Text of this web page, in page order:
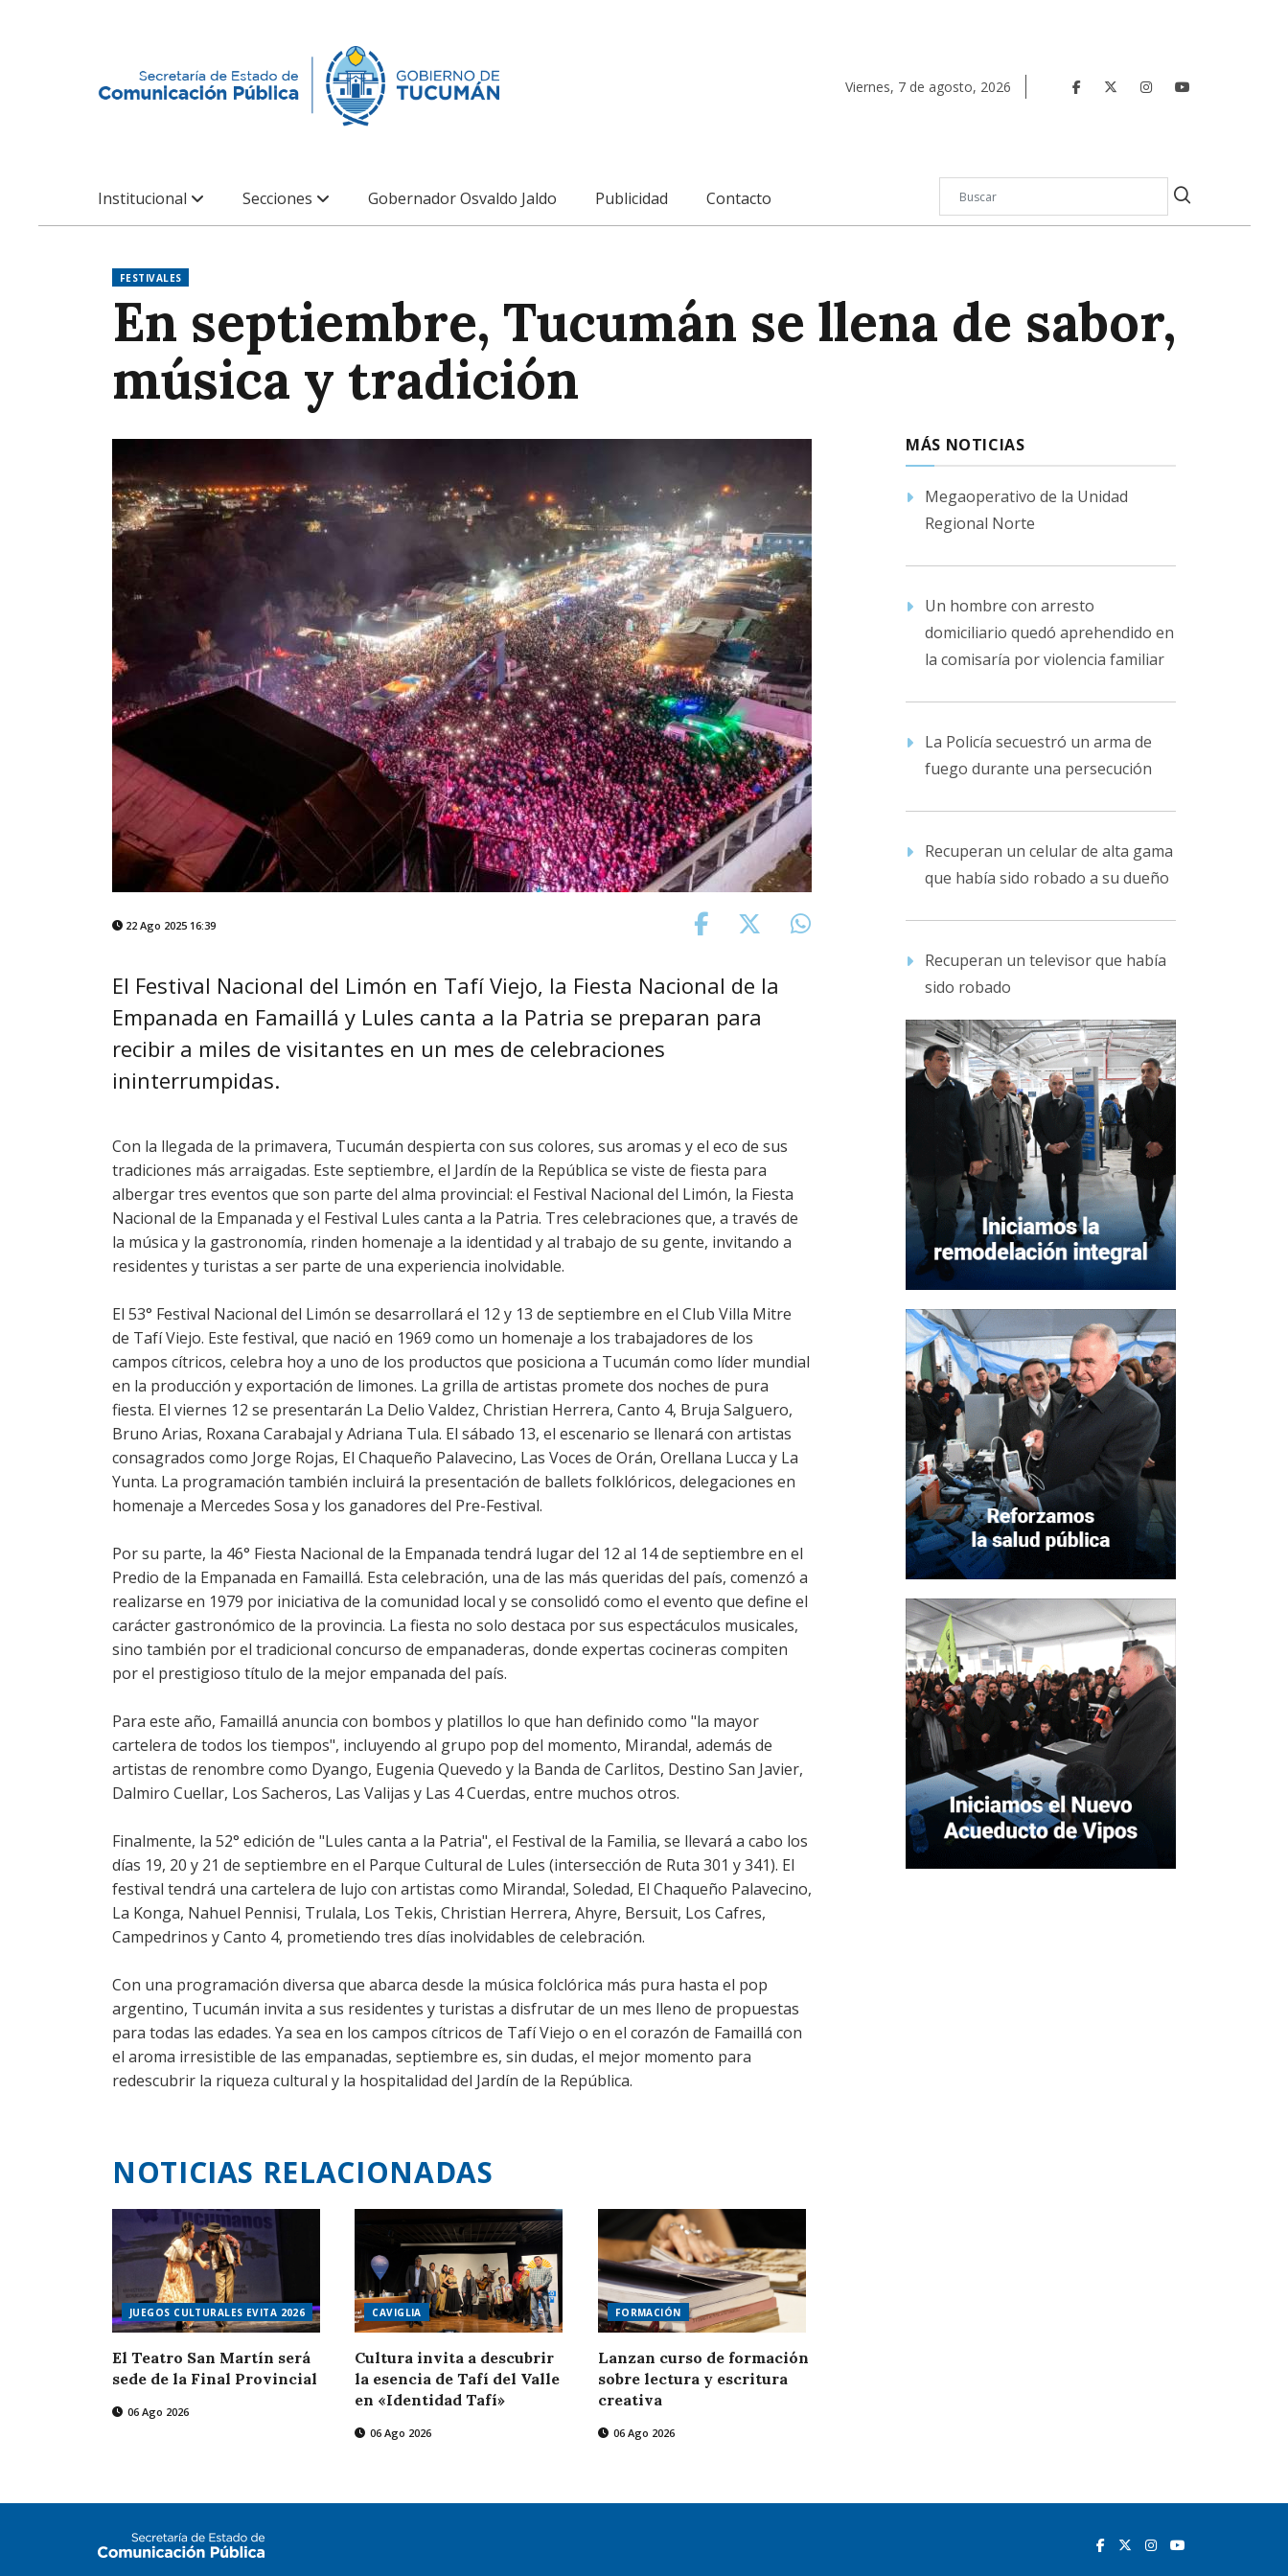
Viernes, 7 de agosto, 2026
Institucional Secciones Gobernador Osvaldo Jaldo Publicidad Contacto
FESTIVALES
En septiembre, Tucumán se llena de sabor,
música y tradición
22 Ago 2025 16:39
El Festival Nacional del Limón en Tafí Viejo, la Fiesta Nacional de la
Empanada en Famaillá y Lules canta a la Patria se preparan para
recibir a miles de visitantes en un mes de celebraciones
ininterrumpidas.
Con la llegada de la primavera, Tucumán despierta con sus colores, sus aromas y el eco de sus
tradiciones más arraigadas. Este septiembre, el Jardín de la República se viste de fiesta para
albergar tres eventos que son parte del alma provincial: el Festival Nacional del Limón, la Fiesta
Nacional de la Empanada y el Festival Lules canta a la Patria. Tres celebraciones que, a través de
la música y la gastronomía, rinden homenaje a la identidad y al trabajo de su gente, invitando a
residentes y turistas a ser parte de una experiencia inolvidable.
El 53° Festival Nacional del Limón se desarrollará el 12 y 13 de septiembre en el Club Villa Mitre
de Tafí Viejo. Este festival, que nació en 1969 como un homenaje a los trabajadores de los
campos cítricos, celebra hoy a uno de los productos que posiciona a Tucumán como líder mundial
en la producción y exportación de limones. La grilla de artistas promete dos noches de pura
fiesta. El viernes 12 se presentarán La Delio Valdez, Christian Herrera, Canto 4, Bruja Salguero,
Bruno Arias, Roxana Carabajal y Adriana Tula. El sábado 13, el escenario se llenará con artistas
consagrados como Jorge Rojas, El Chaqueño Palavecino, Las Voces de Orán, Orellana Lucca y La
Yunta. La programación también incluirá la presentación de ballets folklóricos, delegaciones en
homenaje a Mercedes Sosa y los ganadores del Pre-Festival.
Por su parte, la 46° Fiesta Nacional de la Empanada tendrá lugar del 12 al 14 de septiembre en el
Predio de la Empanada en Famaillá. Esta celebración, una de las más queridas del país, comenzó a
realizarse en 1979 por iniciativa de la comunidad local y se consolidó como el evento que define el
carácter gastronómico de la provincia. La fiesta no solo destaca por sus espectáculos musicales,
sino también por el tradicional concurso de empanaderas, donde expertas cocineras compiten
por el prestigioso título de la mejor empanada del país.
Para este año, Famaillá anuncia con bombos y platillos lo que han definido como "la mayor
cartelera de todos los tiempos", incluyendo al grupo pop del momento, Miranda!, además de
artistas de renombre como Dyango, Eugenia Quevedo y la Banda de Carlitos, Destino San Javier,
Dalmiro Cuellar, Los Sacheros, Las Valijas y Las 4 Cuerdas, entre muchos otros.
Finalmente, la 52° edición de "Lules canta a la Patria", el Festival de la Familia, se llevará a cabo los
días 19, 20 y 21 de septiembre en el Parque Cultural de Lules (intersección de Ruta 301 y 341). El
festival tendrá una cartelera de lujo con artistas como Miranda!, Soledad, El Chaqueño Palavecino,
La Konga, Nahuel Pennisi, Trulala, Los Tekis, Christian Herrera, Ahyre, Bersuit, Los Cafres,
Campedrinos y Canto 4, prometiendo tres días inolvidables de celebración.
Con una programación diversa que abarca desde la música folclórica más pura hasta el pop
argentino, Tucumán invita a sus residentes y turistas a disfrutar de un mes lleno de propuestas
para todas las edades. Ya sea en los campos cítricos de Tafí Viejo o en el corazón de Famaillá con
el aroma irresistible de las empanadas, septiembre es, sin dudas, el mejor momento para
redescubrir la riqueza cultural y la hospitalidad del Jardín de la República.
NOTICIAS RELACIONADAS
JUEGOS CULTURALES EVITA 2026
El Teatro San Martín será
sede de la Final Provincial
06 Ago 2026
CAVIGLIA
Cultura invita a descubrir
la esencia de Tafí del Valle
en «Identidad Tafí»
06 Ago 2026
FORMACIÓN
Lanzan curso de formación
sobre lectura y escritura
creativa
06 Ago 2026
MÁS NOTICIAS
Megaoperativo de la Unidad
Regional Norte
Un hombre con arresto
domiciliario quedó aprehendido en
la comisaría por violencia familiar
La Policía secuestró un arma de
fuego durante una persecución
Recuperan un celular de alta gama
que había sido robado a su dueño
Recuperan un televisor que había
sido robado